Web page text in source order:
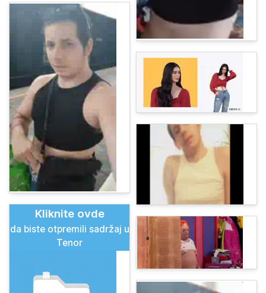
Kliknite ovde
da biste otpremili sadržaj u
Tenor